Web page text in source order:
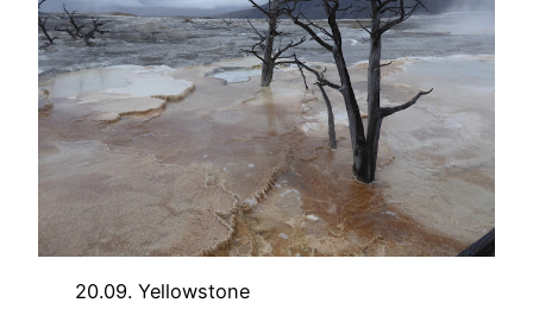
20.09. Yellowstone